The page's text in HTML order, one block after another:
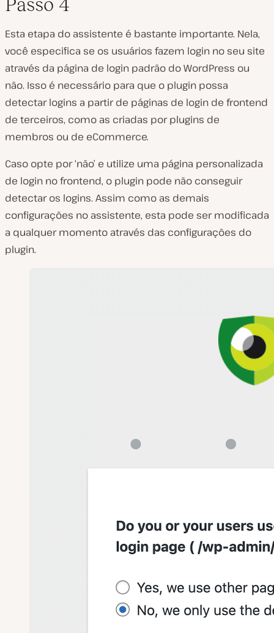
Esta etapa do assistente é bastante importante. Nela,
você especifica se os usuários fazem login no seu site
através da página de login padrão do WordPress ou
não. Isso é necessário para que o plugin possa
detectar logins a partir de páginas de login de frontend
de terceiros, como as criadas por plugins de
membros ou de eCommerce.
Caso opte por ‘não’ e utilize uma página personalizada
de login no frontend, o plugin pode não conseguir
detectar os logins. Assim como as demais
configurações no assistente, esta pode ser modificada
a qualquer momento através das configurações do
plugin.